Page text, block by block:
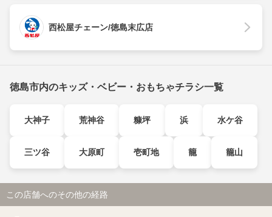
西松屋チェーン/徳島末広店
徳島市内のキッズ・ベビー・おもちゃチラシ一覧
大神子 荒神谷 糠坪 浜 水ケ谷
三ツ谷 大原町 壱町地 籠 籠山
この店舗へのその他の経路